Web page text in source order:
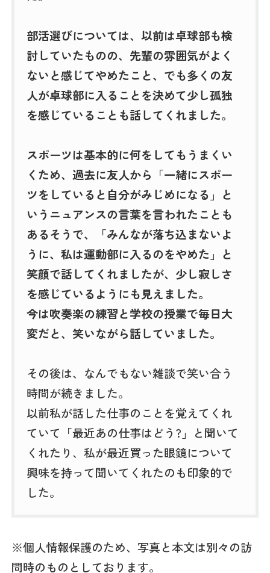
部活選びについては、以前は卓球部も検
討していたものの、先輩の雰囲気がよく
ないと感じてやめたこと、でも多くの友
人が卓球部に入ることを決めて少し孤独
を感じていることも話してくれました。
スポーツは基本的に何をしてもうまくい
くため、過去に友人から「一緒にスポー
ツをしていると自分がみじめになる」と
いうニュアンスの言葉を言われたことも
あるそうで、「みんなが落ち込まないよ
うに、私は運動部に入るのをやめた」と
笑顔で話してくれましたが、少し寂しさ
を感じているようにも見えました。
今は吹奏楽の練習と学校の授業で毎日大
変だと、笑いながら話していました。
その後は、なんでもない雑談で笑い合う
時間が続きました。
以前私が話した仕事のことを覚えてくれ
ていて「最近あの仕事はどう?」と聞いて
くれたり、私が最近買った眼鏡について
興味を持って聞いてくれたのも印象的で
した。
※個人情報保護のため、写真と本文は別々の訪
問時のものとしております。